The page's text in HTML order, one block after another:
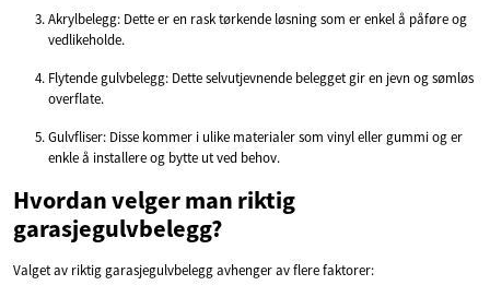
Akrylbelegg: Dette er en rask tørkende løsning som er enkel å påføre og
vedlikeholde.
Flytende gulvbelegg: Dette selvutjevnende belegget gir en jevn og sømløs
overflate.
Gulvfliser: Disse kommer i ulike materialer som vinyl eller gummi og er
enkle å installere og bytte ut ved behov.
Hvordan velger man riktig
garasjegulvbelegg?
Valget av riktig garasjegulvbelegg avhenger av flere faktorer: